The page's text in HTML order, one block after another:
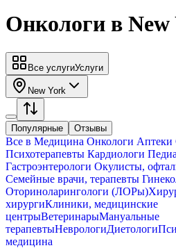
Онкологи в
Все услугиУслуги
New York
Популярные Отзывы
Все в Медицина Онкологи Аптеки
Психотерапевты Кардиологи
Гастроэнтерологи Окулисты,
Семейные врачи, терапевты
Оториноларингологи (ЛОРы)
хирургиКлиники, медицинские
центрыВетеринарыМануальные
терапевтыНеврологиДиетологи
медицина